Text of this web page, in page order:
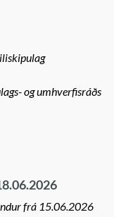
og umhverfisráðs
frá 15.06.2026